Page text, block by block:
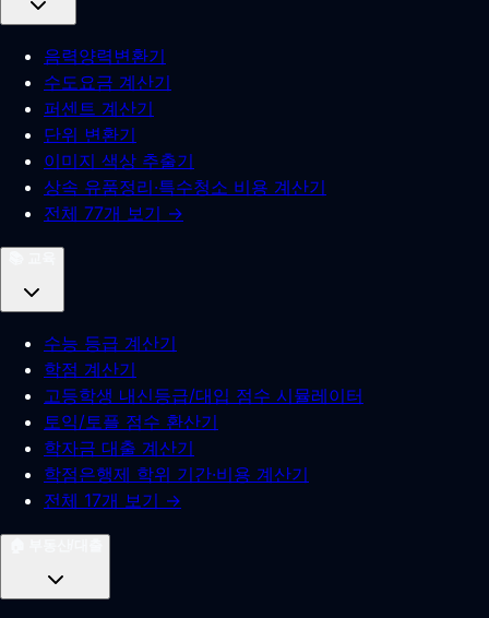
음력양력변환기
수도요금 계산기
퍼센트 계산기
단위 변환기
이미지 색상 추출기
상속 유품정리·특수청소 비용 계산기
전체 77개 보기 →
수능 등급 계산기
학점 계산기
고등학생 내신등급/대입 점수 시뮬레이터
토익/토플 점수 환산기
학자금 대출 계산기
학점은행제 학위 기간·비용 계산기
전체 17개 보기 →